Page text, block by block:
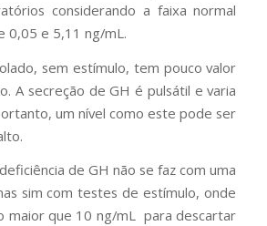
considerando a faixa normal
0,05 e 5,11 ng/mL.
sem estímulo, tem pouco valor
A secreção de GH é pulsátil e varia
um nível como este pode ser
de GH não se faz com uma
sim com testes de estímulo, onde
maior que 10 ng/mL para descartar